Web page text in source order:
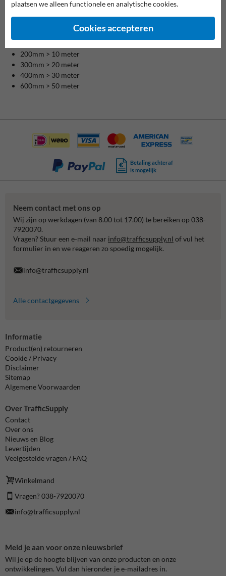
100mm > 3 meter
200mm > 10 meter
300mm > 20 meter
400mm > 30 meter
600mm > 50 meter
Betaling achteraf
is mogelijk
Neem contact met ons op
Wij zijn op werkdagen (van 8.00 tot 17.00) te bereiken op 038-
7920070.
Vragen? Stuur een e-mail naar info@trafficsupply.nl of vul het
formulier in en we reageren zo spoedig mogelijk.
info@trafficsupply.nl
Alle contactgegevens
Informatie
Product(en) retourneren
Cookie / Privacy
Disclaimer
Sitemap
Algemene Voorwaarden
Over TrafficSupply
Contact
Over ons
Nieuws en Blog
Levertijden
Veelgestelde vragen / FAQ
Winkelmand
Vragen? 038-7920070
info@trafficsupply.nl
Meld je aan voor onze nieuwsbrief
Wil je op de hoogte blijven van onze producten en onze
ontwikkelingen. Vul dan hieronder je e-mailadres in.
plaatsen we alleen functionele en analytische cookies.
Cookies accepteren